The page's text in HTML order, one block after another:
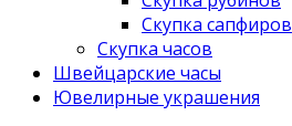
Скупка сапфиров
Скупка часов
Швейцарские часы
Ювелирные украшения